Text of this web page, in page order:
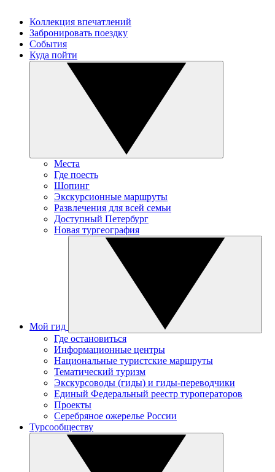
Коллекция впечатлений
Забронировать поездку
События
Куда пойти
Места
Где поесть
Шопинг
Экскурсионные маршруты
Развлечения для всей семьи
Доступный Петербург
Новая тургеография
Мой гид
Где остановиться
Информационные центры
Национальные туристские маршруты
Тематический туризм
Экскурсоводы (гиды) и гиды-переводчики
Единый Федеральный реестр туроператоров
Проекты
Серебряное ожерелье России
Турсообществу